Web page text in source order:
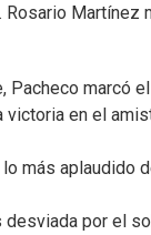
Rosario Martínez
marcó el
victoria en el
más aplaudido
por el